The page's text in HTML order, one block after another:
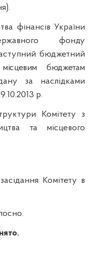
фінансів України
фонду
бюджетний
бюджетам
за наслідками
р.
Комітету з
та місцевого
Комітету в